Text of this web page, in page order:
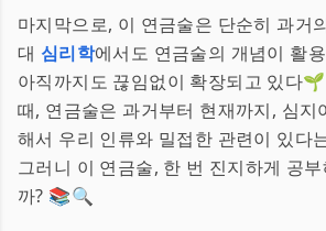
마지막으로, 이 연금술은 단순히 과거
대 심리학에서도 연금술의 개념이 활
아직까지도 끊임없이 확장되고 있다
때, 연금술은 과거부터 현재까지, 심지
해서 우리 인류와 밀접한 관련이 있다
그러니 이 연금술, 한 번 진지하게 공
까? 📚🔍